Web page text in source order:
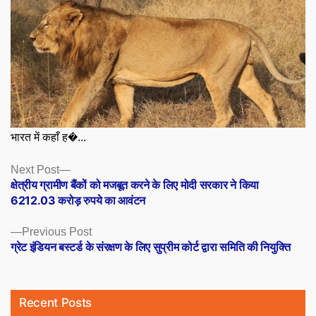
भारत में कहाँ ह�...
Posts
navigation
Previous PostPrevious
post:
ग्रेट इंडियन बस्टर्ड के संरक्षण के लिए सुप्रीम कोर्ट द्वारा समिति की नियुक्ति
Next Post
Next
post:
क्षेत्रीय ग्रामीण बैंकों को मजबूत करने के लिए मोदी सरकार ने किया
6212.03 करोड़ रुपये का आवंटन
Recent Posts